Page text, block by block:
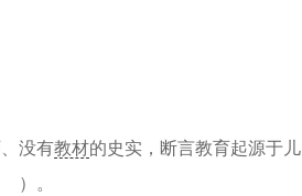
没有教材的史实，断言教育起源于儿
）。